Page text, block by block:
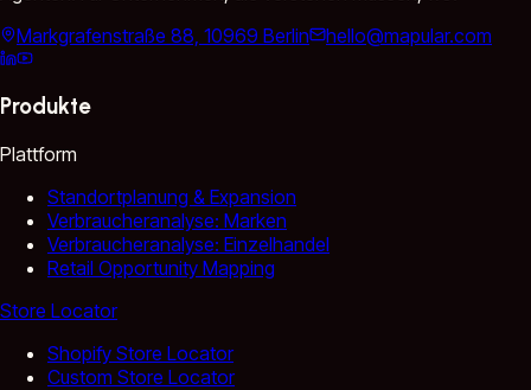
Markgrafenstraße 88, 10969 Berlin
hello@mapular.com
Produkte
Plattform
Standortplanung & Expansion
Verbraucheranalyse: Marken
Verbraucheranalyse: Einzelhandel
Retail Opportunity Mapping
Store Locator
Shopify Store Locator
Custom Store Locator